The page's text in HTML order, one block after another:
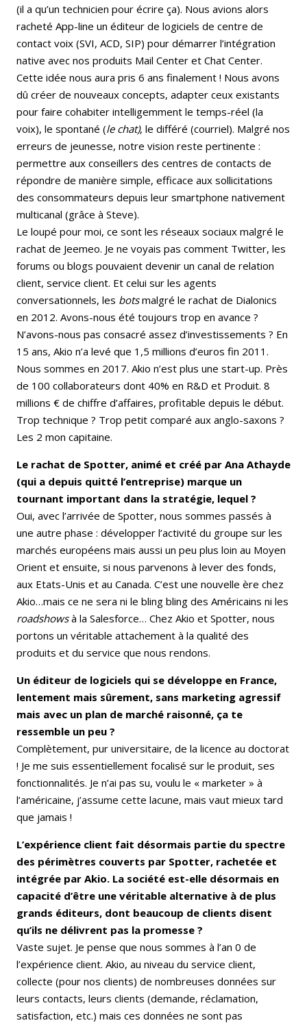
(il a qu’un technicien pour écrire ça). Nous avions alors
racheté App-line un éditeur de logiciels de centre de
contact voix (SVI, ACD, SIP) pour démarrer l’intégration
native avec nos produits Mail Center et Chat Center.
Cette idée nous aura pris 6 ans finalement ! Nous avons
dû créer de nouveaux concepts, adapter ceux existants
pour faire cohabiter intelligemment le temps-réel (la
voix), le spontané (le chat), le différé (courriel). Malgré nos
erreurs de jeunesse, notre vision reste pertinente :
permettre aux conseillers des centres de contacts de
répondre de manière simple, efficace aux sollicitations
des consommateurs depuis leur smartphone nativement
multicanal (grâce à Steve).
Le loupé pour moi, ce sont les réseaux sociaux malgré le
rachat de Jeemeo. Je ne voyais pas comment Twitter, les
forums ou blogs pouvaient devenir un canal de relation
client, service client. Et celui sur les agents
conversationnels, les botsmalgré le rachat de Dialonics
en 2012. Avons-nous été toujours trop en avance ?
N’avons-nous pas consacré assez d’investissements ? En
15 ans, Akio n’a levé que 1,5 millions d’euros fin 2011.
Nous sommes en 2017. Akio n’est plus une start-up. Près
de 100 collaborateurs dont 40% en R&D et Produit. 8
millions € de chiffre d’affaires, profitable depuis le début.
Trop technique ? Trop petit comparé aux anglo-saxons ?
Les 2 mon capitaine.
Le rachat de Spotter, animé et créé par Ana Athayde
(qui a depuis quitté l’entreprise) marque un
tournant important dans la stratégie, lequel ?
Oui, avec l’arrivée de Spotter, nous sommes passés à
une autre phase : développer l’activité du groupe sur les
marchés européens mais aussi un peu plus loin au Moyen
Orient et ensuite, si nous parvenons à lever des fonds,
aux Etats-Unis et au Canada. C’est une nouvelle ère chez
Akio…mais ce ne sera ni le bling bling des Américains ni les
roadshowsà la Salesforce… Chez Akio et Spotter, nous
portons un véritable attachement à la qualité des
produits et du service que nous rendons.
Un éditeur de logiciels qui se développe en France,
lentement mais sûrement, sans marketing agressif
mais avec un plan de marché raisonné, ça te
ressemble un peu ?
Complètement, pur universitaire, de la licence au doctorat
! Je me suis essentiellement focalisé sur le produit, ses
fonctionnalités. Je n’ai pas su, voulu le « marketer » à
l’américaine, j’assume cette lacune, mais vaut mieux tard
que jamais !
L’expérience client fait désormais partie du spectre
des périmètres couverts par Spotter, rachetée et
intégrée par Akio. La société est-elle désormais en
capacité d’être une véritable alternative à de plus
grands éditeurs, dont beaucoup de clients disent
qu’ils ne délivrent pas la promesse ?
Vaste sujet. Je pense que nous sommes à l’an 0 de
l’expérience client. Akio, au niveau du service client,
collecte (pour nos clients) de nombreuses données sur
leurs contacts, leurs clients (demande, réclamation,
satisfaction, etc.) mais ces données ne sont pas